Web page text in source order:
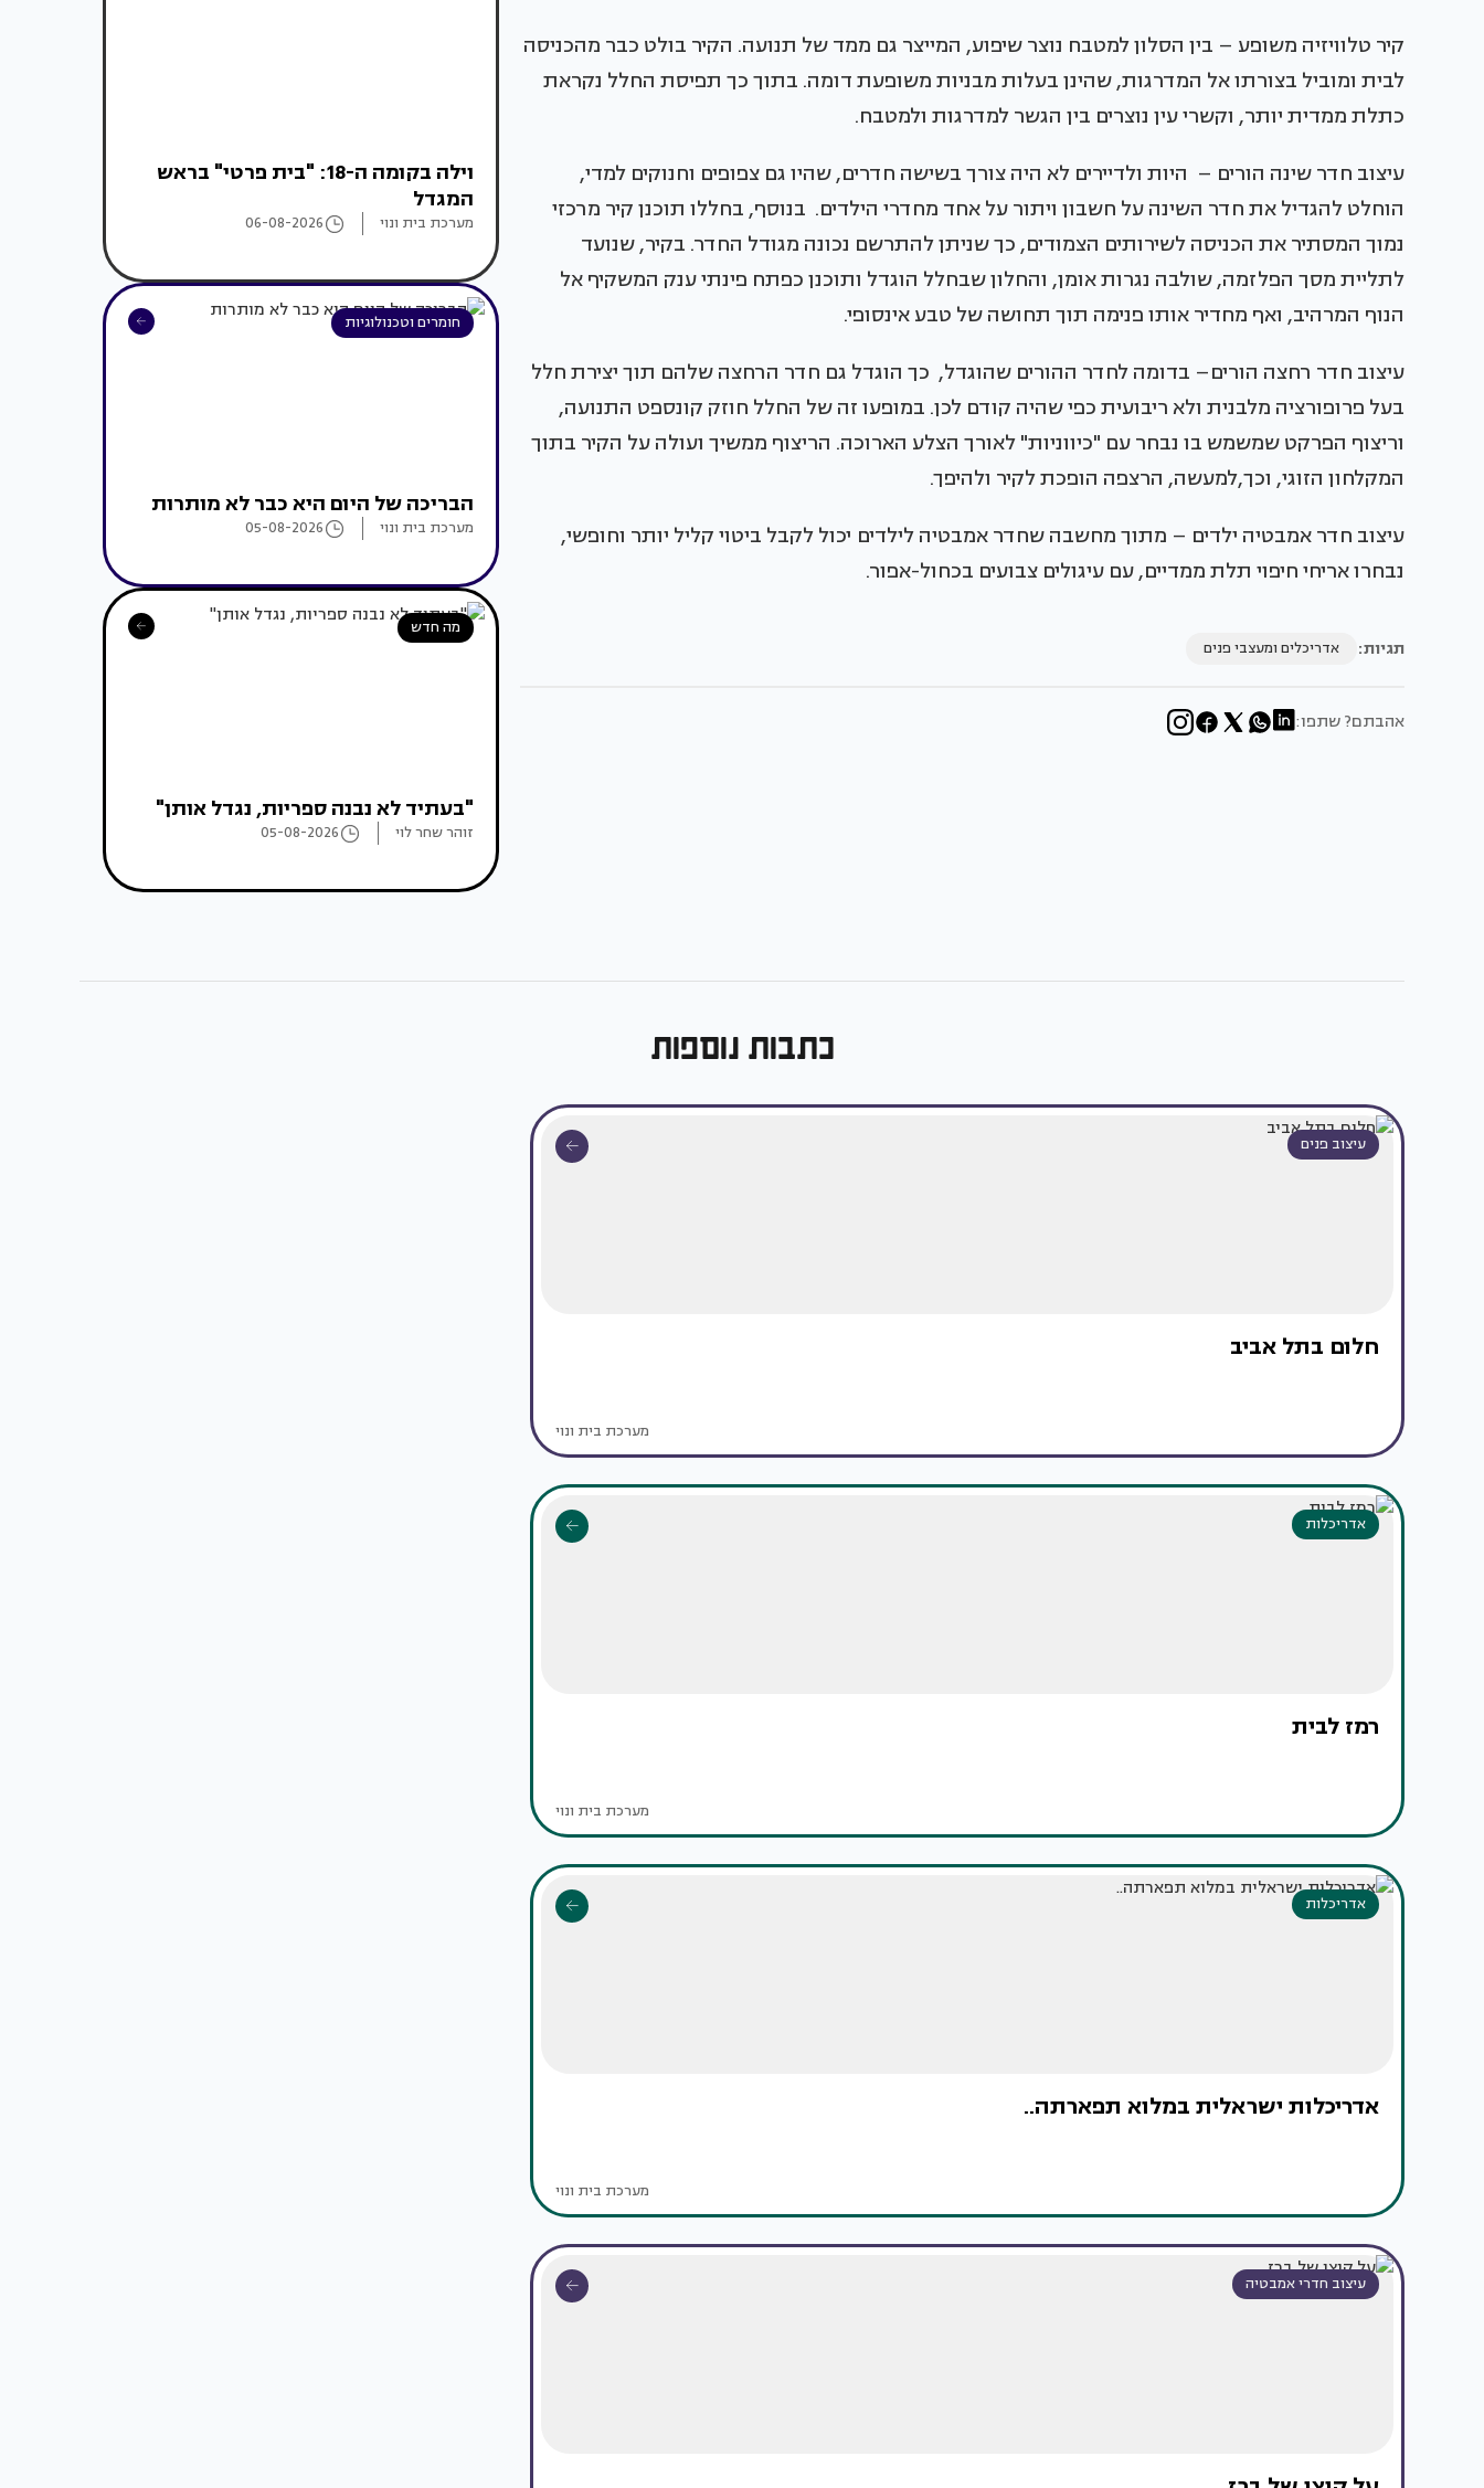
קיר טלוויזיה משופע – בין הסלון למטבח נוצר שיפוע, המייצר גם ממד של תנועה. הקיר בולט כבר מהכניסה
לבית ומוביל בצורתו אל המדרגות, שהינן בעלות מבניות משופעת דומה. בתוך כך תפיסת החלל נקראת
כתלת ממדית יותר, וקשרי עין נוצרים בין הגשר למדרגות ולמטבח.
עיצוב חדר שינה הורים – היות ולדיירים לא היה צורך בשישה חדרים, שהיו גם צפופים וחנוקים למדי,
הוחלט להגדיל את חדר השינה על חשבון ויתור על אחד מחדרי הילדים. בנוסף, בחללו תוכנן קיר מרכזי
נמוך המסתיר את הכניסה לשירותים הצמודים, כך שניתן להתרשם נכונה מגודל החדר. בקיר, שנועד
לתליית מסך הפלזמה, שולבה נגרות אומן, והחלון שבחלל הוגדל ותוכנן כפתח פינתי ענק המשקיף אל
הנוף המרהיב, ואף מחדיר אותו פנימה תוך תחושה של טבע אינסופי.
עיצוב חדר רחצה הורים– בדומה לחדר ההורים שהוגדל, כך הוגדל גם חדר הרחצה שלהם תוך יצירת חלל
בעל פרופורציה מלבנית ולא ריבועית כפי שהיה קודם לכן. במופעו זה של החלל חוזק קונספט התנועה,
וריצוף הפרקט שמשמש בו נבחר עם "כיווניות" לאורך הצלע הארוכה. הריצוף ממשיך ועולה על הקיר בתוך
המקלחון הזוגי, וכך,למעשה, הרצפה הופכת לקיר ולהיפך.
עיצוב חדר אמבטיה ילדים – מתוך מחשבה שחדר אמבטיה לילדים יכול לקבל ביטוי קליל יותר וחופשי,
נבחרו אריחי חיפוי תלת ממדיים, עם עיגולים צבועים בכחול-אפור.
תגיות: אדריכלים ומעצבי פנים
אהבתם? שתפו:
וילה בקומה ה-18: "בית פרטי" בראש
המגדל
מערכת בית ונוי 06-08-2026
חומרים וטכנולוגיות
הבריכה של היום היא כבר לא מותרות
מערכת בית ונוי 05-08-2026
מה חדש
"בעתיד לא נבנה ספריות, נגדל אותן"
זוהר שחר לוי 05-08-2026
כתבות נוספות
עיצוב פנים
חלום בתל אביב
מערכת בית ונוי
אדריכלות
רמז לבית
מערכת בית ונוי
אדריכלות
אדריכלות ישראלית במלוא תפארתה..
מערכת בית ונוי
עיצוב חדרי אמבטיה